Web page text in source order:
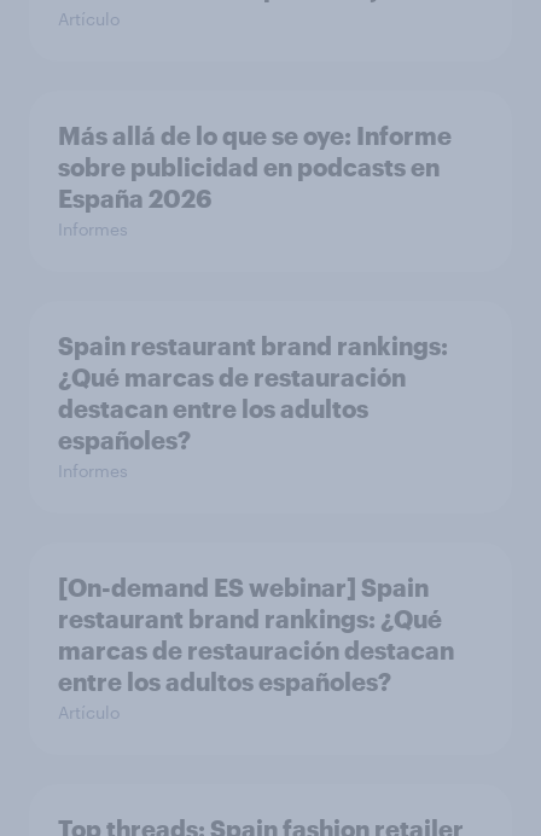
Artículo
Más allá de lo que se oye: Informe
sobre publicidad en podcasts en
España 2026
Informes
Spain restaurant ​brand rankings​:
¿Qué marcas de restauración
destacan entre los adultos
españoles?
Informes
[On-demand ES webinar] Spain
restaurant ​brand rankings​: ¿Qué
marcas de restauración destacan
entre los adultos españoles?
Artículo
Top threads: Spain fashion retailer